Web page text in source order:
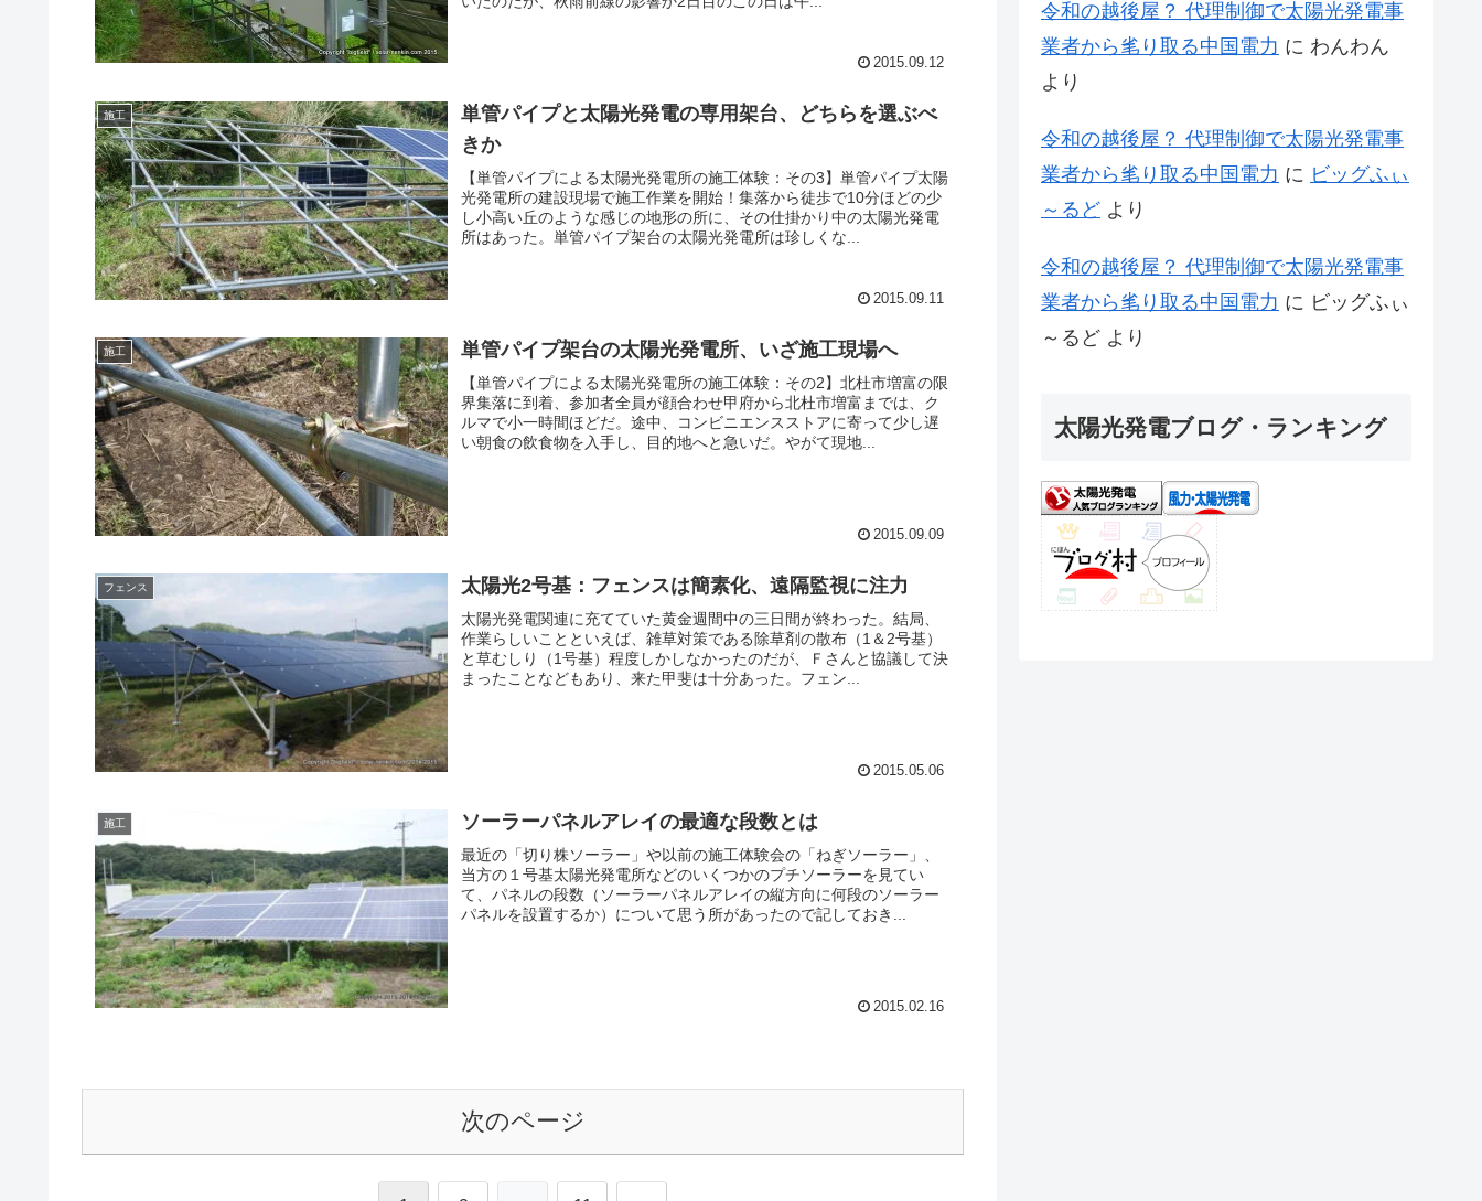
2015.09.12
施工
単管パイプと太陽光発電の専用架台、どちらを選ぶべ
きか
【単管パイプによる太陽光発電所の施工体験：その3】単管パイプ太陽
光発電所の建設現場で施工作業を開始！集落から徒歩で10分ほどの少
し小高い丘のような感じの地形の所に、その仕掛かり中の太陽光発電
所はあった。単管パイプ架台の太陽光発電所は珍しくな...
2015.09.11
施工 単管パイプ架台の太陽光発電所、いざ施工現場へ
【単管パイプによる太陽光発電所の施工体験：その2】北杜市増富の限
界集落に到着、参加者全員が顔合わせ甲府から北杜市増富までは、ク
ルマで小一時間ほどだ。途中、コンビニエンスストアに寄って少し遅
い朝食の飲食物を入手し、目的地へと急いだ。やがて現地...
2015.09.09
フェンス 太陽光2号基：フェンスは簡素化、遠隔監視に注力
太陽光発電関連に充てていた黄金週間中の三日間が終わった。結局、
作業らしいことといえば、雑草対策である除草剤の散布（1＆2号基）
と草むしり（1号基）程度しかしなかったのだが、Ｆさんと協議して決
まったことなどもあり、来た甲斐は十分あった。フェン...
2015.05.06
施工 ソーラーパネルアレイの最適な段数とは
最近の「切り株ソーラー」や以前の施工体験会の「ねぎソーラー」、
当方の１号基太陽光発電所などのいくつかのプチソーラーを見てい
て、パネルの段数（ソーラーパネルアレイの縦方向に何段のソーラー
パネルを設置するか）について思う所があったので記しておき...
2015.02.16
次のページ
令和の越後屋？ 代理制御で太陽光発電事
業者から毟り取る中国電力 に わんわん
より
令和の越後屋？ 代理制御で太陽光発電事
業者から毟り取る中国電力 に ビッグふぃ
～るど より
令和の越後屋？ 代理制御で太陽光発電事
業者から毟り取る中国電力 に ビッグふぃ
～るど より
太陽光発電ブログ・ランキング